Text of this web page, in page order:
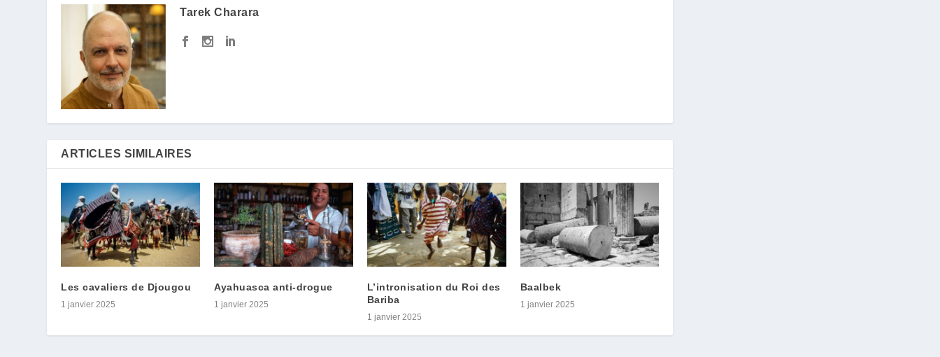
Tarek Charara
ARTICLES SIMILAIRES
Les cavaliers de Djougou
1 janvier 2025
Ayahuasca anti-drogue
1 janvier 2025
L’intronisation du Roi des
Bariba
1 janvier 2025
Baalbek
1 janvier 2025